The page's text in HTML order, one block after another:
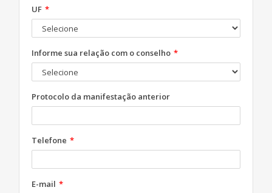
UF
Informe sua relação com o conselho
Protocolo da manifestação anterior
Telefone
E-mail